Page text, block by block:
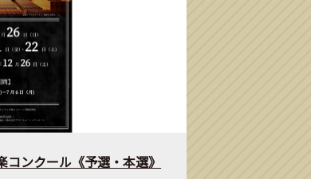
ンクール《予選・本選》